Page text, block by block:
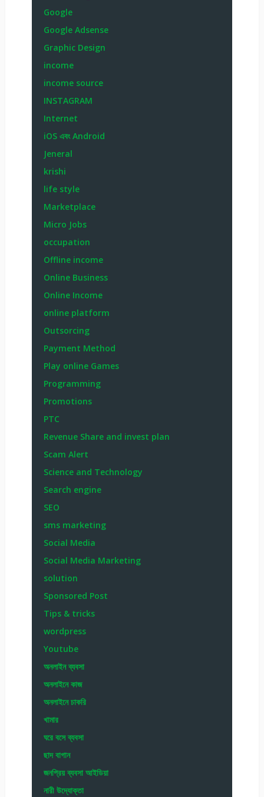
Google
Google Adsense
Graphic Design
income
income source
INSTAGRAM
Internet
iOS এবং Android
Jeneral
krishi
life style
Marketplace
Micro Jobs
occupation
Offline income
Online Business
Online Income
online platform
Outsorcing
Payment Method
Play online Games
Programming
Promotions
PTC
Revenue Share and invest plan
Scam Alert
Science and Technology
Search engine
SEO
sms marketing
Social Media
Social Media Marketing
solution
Sponsored Post
Tips & tricks
wordpress
Youtube
অনলাইন ব্যবসা
অনলাইনে কাজ
অনলাইনে চাকরি
খামার
ঘরে বসে ব্যবসা
ছাদ বাগান
জনপ্রিয় ব্যবসা আইডিয়া
নারী উদ্যোক্তা